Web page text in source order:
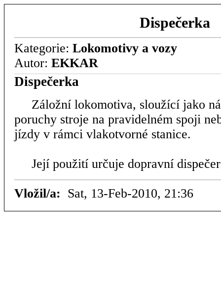
Dispečerka
Kategorie: Lokomotivy a vozy
Autor: EKKAR
Dispečerka
Záložní lokomotiva, sloužící jako
poruchy stroje na pravidelném spoji
jízdy v rámci vlakotvorné stanice.
Její použití určuje dopravní
Vložil/a: Sat, 13-Feb-2010, 21:36